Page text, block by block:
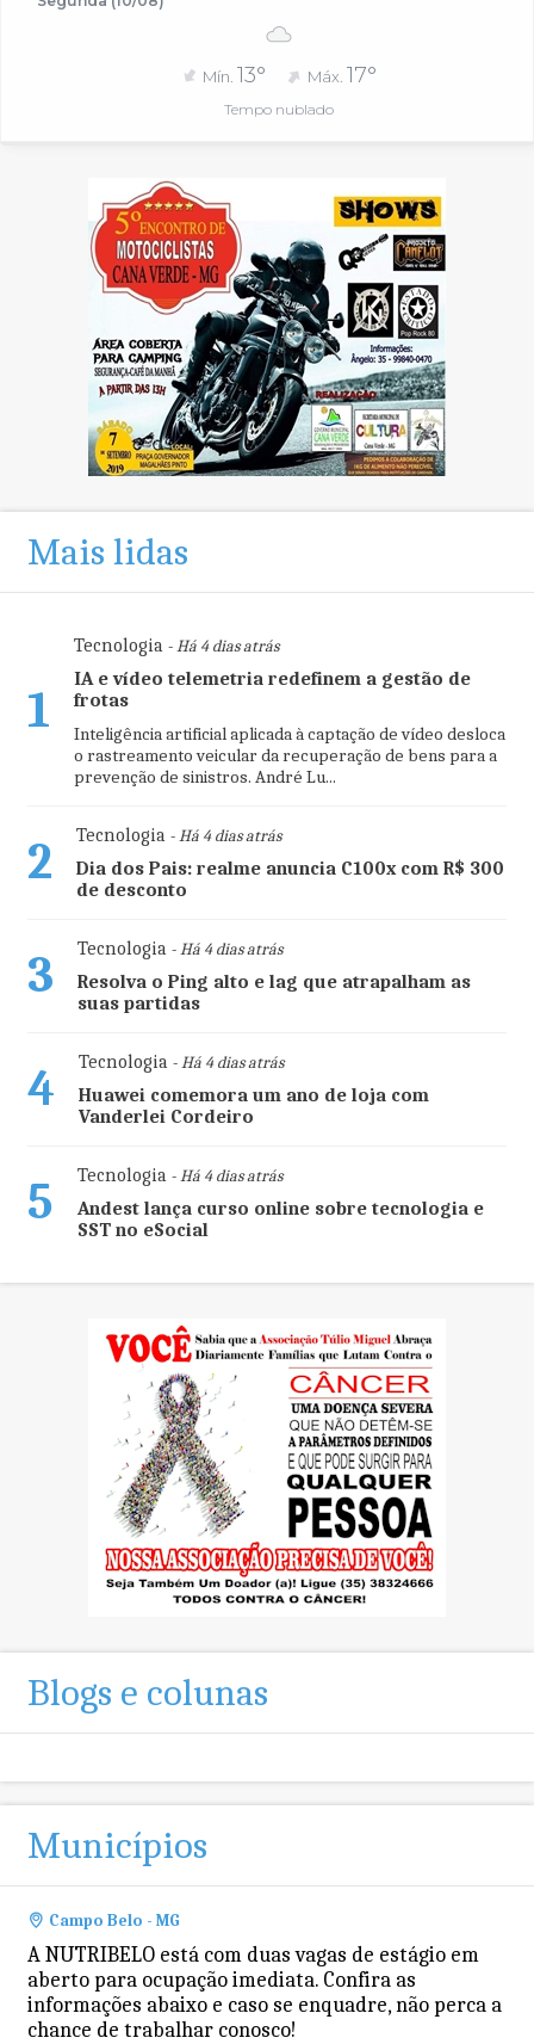
Mín. 13° Máx. 17°
Tempo nublado
Mais lidas
1
Tecnologia- Há 4 dias atrás
IA e vídeo telemetria redefinem a gestão de
frotas
Inteligência artificial aplicada à captação de vídeo desloca
o rastreamento veicular da recuperação de bens para a
prevenção de sinistros. André Lu...
2 Tecnologia- Há 4 dias atrás
Dia dos Pais: realme anuncia C100x com R$ 300
de desconto
3 Tecnologia- Há 4 dias atrás
Resolva o Ping alto e lag que atrapalham as
suas partidas
4 Tecnologia- Há 4 dias atrás
Huawei comemora um ano de loja com
Vanderlei Cordeiro
5 Tecnologia- Há 4 dias atrás
Andest lança curso online sobre tecnologia e
SST no eSocial
Blogs e colunas
Municípios
Campo Belo - MG
A NUTRIBELO está com duas vagas de estágio em
aberto para ocupação imediata. Confira as
informações abaixo e caso se enquadre, não perca a
chance de trabalhar conosco!